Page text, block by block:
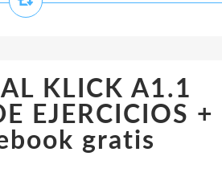
KLICK A1.1
EJERCICIOS +
gratis